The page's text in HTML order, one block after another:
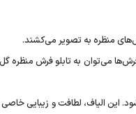
منظره به تصویر می‌کشند.
می‌توان به تابلو فرش منظره
این الیاف، لطافت و زیبایی